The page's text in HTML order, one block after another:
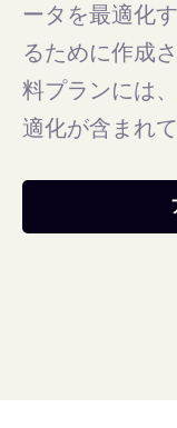
ータを最適化
るために作成
料プランには
適化が含まれて